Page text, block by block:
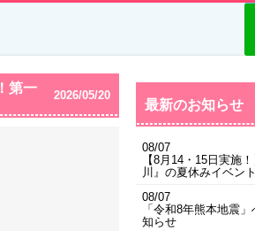
第一
2026/05/20
最新のお知らせ
08/07
【8月14・15日実施
川』の夏休みイベン
08/07
「令和8年熊本地震
知らせ